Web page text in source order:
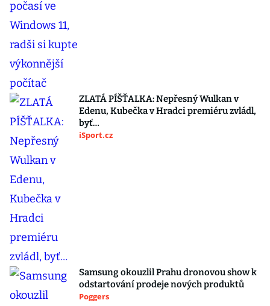
ZLATÁ PÍŠŤALKA: Nepřesný Wulkan v
Edenu, Kubečka v Hradci premiéru zvládl,
byť…
iSport.cz
Samsung okouzlil Prahu dronovou show k
odstartování prodeje nových produktů
Poggers